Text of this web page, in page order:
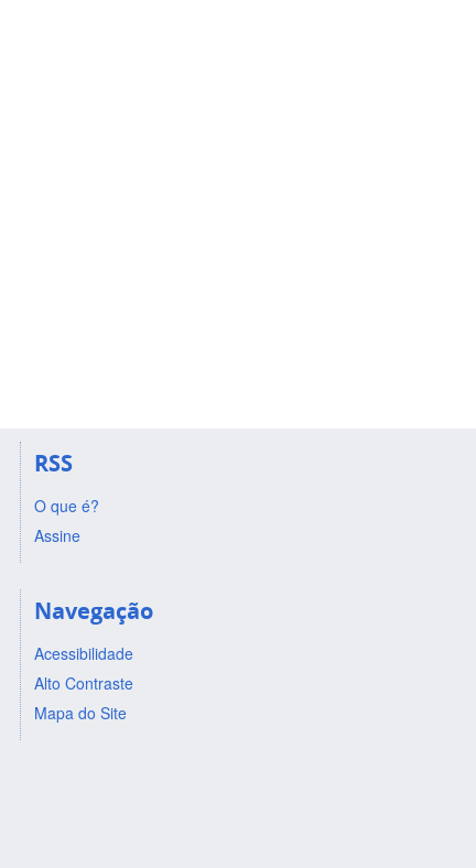
RSS
O que é?
Assine
Navegação
Acessibilidade
Alto Contraste
Mapa do Site